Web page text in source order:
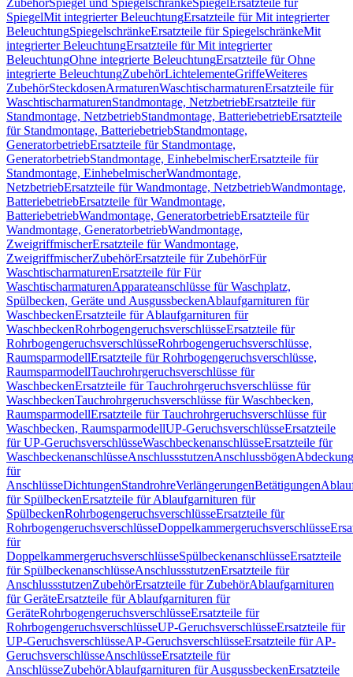
ZubehörSpiegel und SpiegelschränkeSpiegel Ersatzteile für
SpiegelMit integrierter BeleuchtungErsatzteile für Mit integrierter
BeleuchtungSpiegelschränkeErsatzteile für SpiegelschränkeMit
integrierter BeleuchtungErsatzteile für Mit integrierter
BeleuchtungOhne integrierte BeleuchtungErsatzteile für Ohne
integrierte BeleuchtungZubehörLichtelementeGriffeWeiteres
ZubehörSteckdosenArmaturenWaschtischarmaturenErsatzteile für
WaschtischarmaturenStandmontage, NetzbetriebErsatzteile für
Standmontage, NetzbetriebStandmontage, BatteriebetriebErsatzteile
für Standmontage, BatteriebetriebStandmontage,
GeneratorbetriebErsatzteile für Standmontage,
GeneratorbetriebStandmontage, EinhebelmischerErsatzteile für
Standmontage, EinhebelmischerWandmontage,
NetzbetriebErsatzteile für Wandmontage, NetzbetriebWandmontage,
BatteriebetriebErsatzteile für Wandmontage,
BatteriebetriebWandmontage, GeneratorbetriebErsatzteile für
Wandmontage, GeneratorbetriebWandmontage,
ZweigriffmischerErsatzteile für Wandmontage,
ZweigriffmischerZubehörErsatzteile für ZubehörFür
WaschtischarmaturenErsatzteile für Für
WaschtischarmaturenApparateanschlüsse für Waschplatz,
Spülbecken, Geräte und AusgussbeckenAblaufgarnituren für
WaschbeckenErsatzteile für Ablaufgarnituren für
WaschbeckenRohrbogengeruchsverschlüsseErsatzteile für
RohrbogengeruchsverschlüsseRohrbogengeruchsverschlüsse,
RaumsparmodellErsatzteile für Rohrbogengeruchsverschlüsse,
RaumsparmodellTauchrohrgeruchsverschlüsse für
WaschbeckenErsatzteile für Tauchrohrgeruchsverschlüsse für
WaschbeckenTauchrohrgeruchsverschlüsse für Waschbecken,
RaumsparmodellErsatzteile für Tauchrohrgeruchsverschlüsse für
Waschbecken, RaumsparmodellUP-GeruchsverschlüsseErsatzteile
für UP-GeruchsverschlüsseWaschbeckenanschlüsseErsatzteile für
WaschbeckenanschlüsseAnschlussstutzenAnschlussbögen
für
AnschlüsseDichtungenStandrohreVerlängerungenBetätigungen
für SpülbeckenErsatzteile für Ablaufgarnituren für
SpülbeckenRohrbogengeruchsverschlüsseErsatzteile für
RohrbogengeruchsverschlüsseDoppelkammergeruchsverschlüsse
für
DoppelkammergeruchsverschlüsseSpülbeckenanschlüsseErsatzteile
für SpülbeckenanschlüsseAnschlussstutzenErsatzteile für
AnschlussstutzenZubehörErsatzteile für ZubehörAblaufgarnituren
für GeräteErsatzteile für Ablaufgarnituren für
GeräteRohrbogengeruchsverschlüsseErsatzteile für
RohrbogengeruchsverschlüsseUP-GeruchsverschlüsseErsatzteile für
UP-GeruchsverschlüsseAP-GeruchsverschlüsseErsatzteile für AP-
GeruchsverschlüsseAnschlüsseErsatzteile für
AnschlüsseZubehörAblaufgarnituren für AusgussbeckenErsatzteile